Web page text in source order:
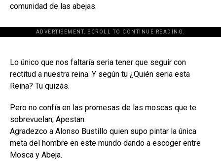
comunidad de las abejas.
ADVERTISEMENT. SCROLL TO CONTINUE READING.
[adsforwp id="243463"]
Lo único que nos faltaría seria tener que seguir con
rectitud a nuestra reina. Y según tu ¿Quién seria esta
Reina? Tu quizás.
Pero no confía en las promesas de las moscas que te
sobrevuelan; Apestan.
Agradezco a Alonso Bustillo quien supo pintar la única
meta del hombre en este mundo dando a escoger entre
Mosca y Abeja.